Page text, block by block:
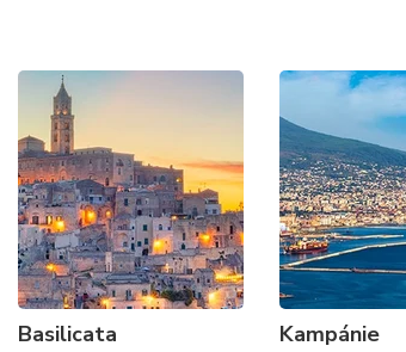
Basilicata Kampánie